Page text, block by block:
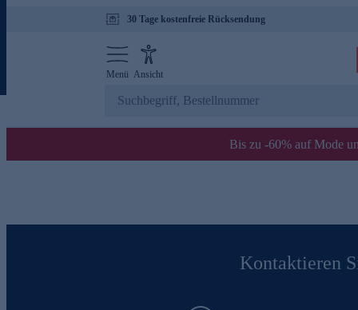
30 Tage kostenfreie Rücksendung
Menü Ansicht
Bis zu -60% auf Mode
Kontaktieren